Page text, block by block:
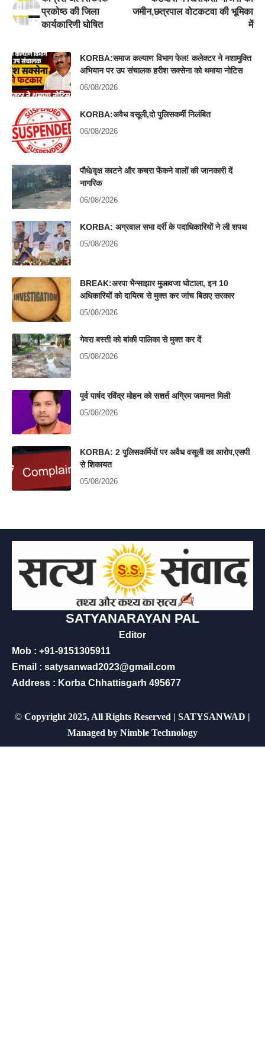
प्रकोष्ठ की जिला
कार्यकारिणी घोषित
जमीन,छत्रपाल वोटकटवा की भूमिका
में
KORBA:समाज कल्याण विभाग फेल! कलेक्टर ने नशामुक्ति
अभियान पर उप संचालक हरीश सक्सेना को थमाया नोटिस
06/08/2026
KORBA:अवैध वसूली,दो पुलिसकर्मी निलंबित
06/08/2026
पौधे/वृक्ष काटने और कचरा फेंकने वालों की जानकारी दें
नागरिक
06/08/2026
KORBA: अग्रवाल सभा दर्री के पदाधिकारियों ने ली शपथ
05/08/2026
BREAK:अरपा भैन्साझार मुआवजा घोटाला, इन 10
अधिकारियों को दायित्व से मुक्त कर जांच बिठाए सरकार
05/08/2026
गेवरा बस्ती को बांकी पालिका से मुक्त कर दें
05/08/2026
पूर्व पार्षद रविंद्र मोहन को सशर्त अग्रिम जमानत मिली
05/08/2026
KORBA: 2 पुलिसकर्मियों पर अवैध वसूली का आरोप,एसपी
से शिकायत
05/08/2026
SATYANARAYAN PAL
Editor
Mob : +91-9151305911
Email : satysanwad2023@gmail.com
Address : Korba Chhattisgarh 495677
© Copyright 2025, All Rights Reserved | SATYSANWAD |
Managed by Nimble Technology